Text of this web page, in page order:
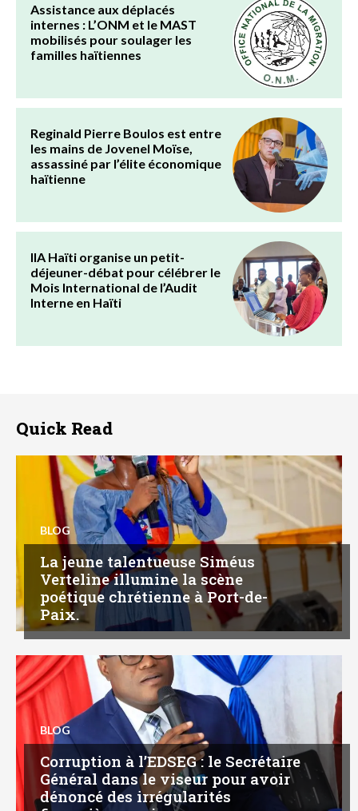
Assistance aux déplacés
internes : L’ONM et le MAST
mobilisés pour soulager les
familles haïtiennes
Reginald Pierre Boulos est entre
les mains de Jovenel Moïse,
assassiné par l’élite économique
haïtienne
IIA Haïti organise un petit-
déjeuner-débat pour célébrer le
Mois International de l’Audit
Interne en Haïti
Quick Read
BLOG
La jeune talentueuse Siméus
Verteline illumine la scène
poétique chrétienne à Port-de-
Paix.
BLOG
Corruption à l’EDSEG : le Secrétaire
Général dans le viseur pour avoir
dénoncé des irrégularités